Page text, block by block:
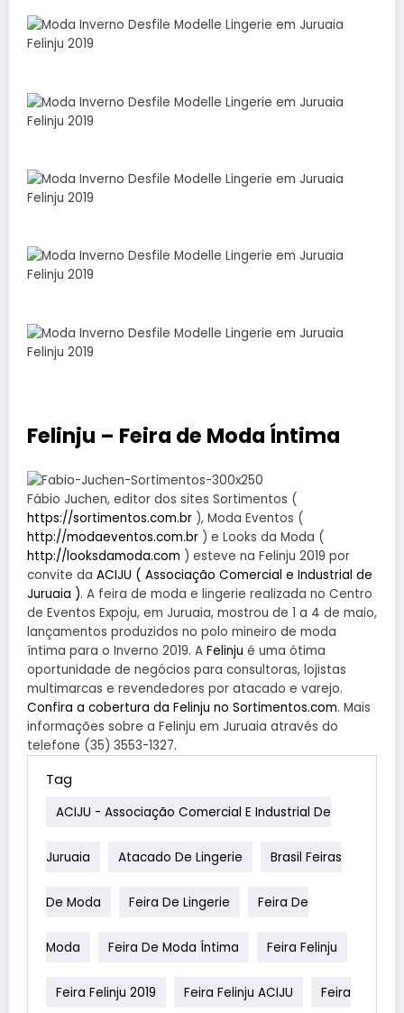
Felinju – Feira de Moda Íntima
Fábio Juchen, editor dos sites Sortimentos (
https://sortimentos.com.br ), Moda Eventos (
http://modaeventos.com.br ) e Looks da Moda (
http://looksdamoda.com ) esteve na Felinju 2019 por
convite da ACIJU ( Associação Comercial e Industrial de
Juruaia ). A feira de moda e lingerie realizada no Centro
de Eventos Expoju, em Juruaia, mostrou de 1 a 4 de maio,
lançamentos produzidos no polo mineiro de moda
íntima para o Inverno 2019. A Felinju é uma ótima
oportunidade de negócios para consultoras, lojistas
multimarcas e revendedores por atacado e varejo.
Confira a cobertura da Felinju no Sortimentos.com. Mais
informações sobre a Felinju em Juruaia através do
telefone (35) 3553-1327.
Tag
ACIJU - Associação Comercial E Industrial De
Juruaia Atacado De Lingerie Brasil Feiras
De Moda Feira De Lingerie Feira De
Moda Feira De Moda Íntima Feira Felinju
Feira Felinju 2019 Feira Felinju ACIJU Feira